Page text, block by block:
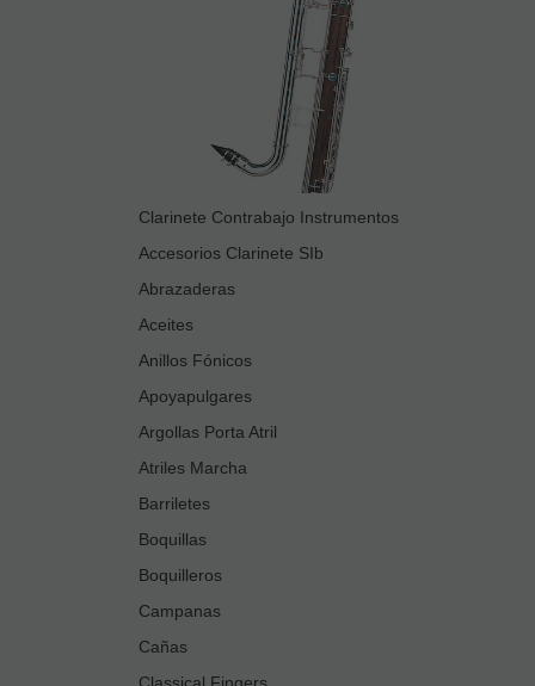
Clarinete Contrabajo Instrumentos
Accesorios Clarinete SIb
Abrazaderas
Aceites
Anillos Fónicos
Apoyapulgares
Argollas Porta Atril
Atriles Marcha
Barriletes
Boquillas
Boquilleros
Campanas
Cañas
Classical Fingers